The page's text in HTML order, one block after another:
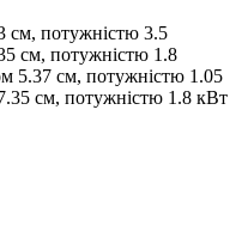
см, потужністю 3.5
см, потужністю 1.8
5.37 см, потужністю 1.05
см, потужністю 1.8 кВт